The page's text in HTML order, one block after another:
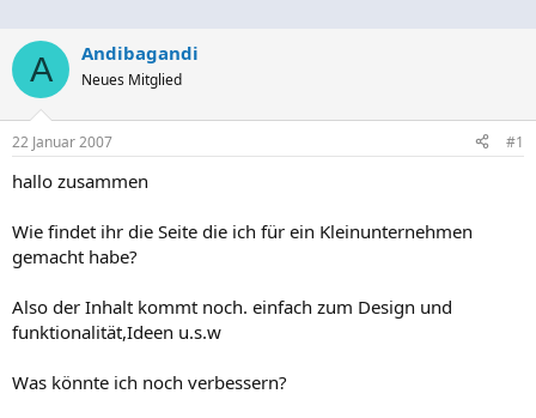
A Andibagandi
Neues Mitglied
22 Januar 2007 #1
hallo zusammen
Wie findet ihr die Seite die ich für ein Kleinunternehmen
gemacht habe?
Also der Inhalt kommt noch. einfach zum Design und
funktionalität,Ideen u.s.w
Was könnte ich noch verbessern?